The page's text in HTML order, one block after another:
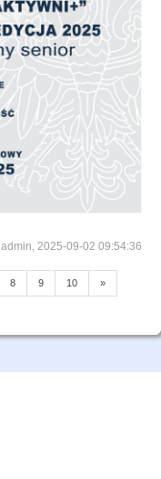
admin, 2025-09-02 09:54:36
8 9 10 »